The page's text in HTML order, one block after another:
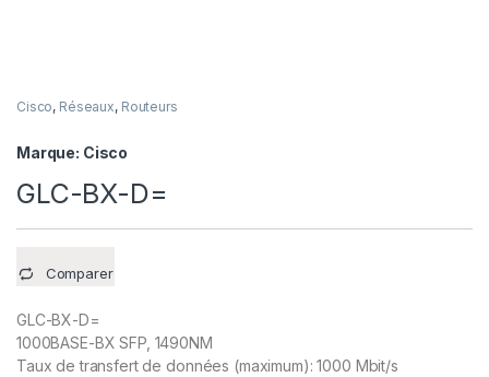
Cisco, Réseaux, Routeurs
Marque: Cisco
GLC-BX-D=
Comparer
GLC-BX-D=
1000BASE-BX SFP, 1490NM
Taux de transfert de données (maximum): 1000 Mbit/s